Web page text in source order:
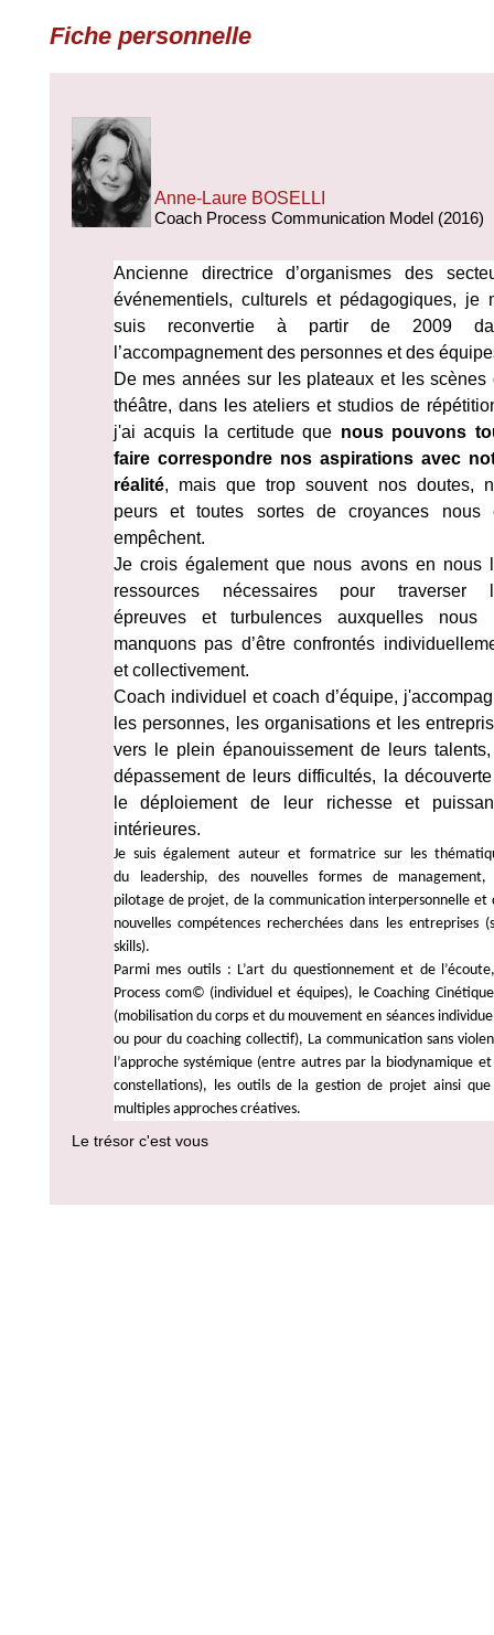
Fiche personnelle
Anne-Laure BOSELLI
Coach Process Communication Model (2016)
Ancienne directrice d’organismes des
événementiels, culturels et pédagogiques, je
suis reconvertie à partir de 2009
l’accompagnement des personnes et des
De mes années sur les plateaux et les scènes
théâtre, dans les ateliers et studios de
j'ai acquis la certitude que nous pouvons
faire correspondre nos aspirations avec
réalité, mais que trop souvent nos doutes,
peurs et toutes sortes de croyances nous
empêchent.
Je crois également que nous avons en nous
ressources nécessaires pour traverser
épreuves et turbulences auxquelles nous
manquons pas d’être confrontés
et collectivement.
Coach individuel et coach d’équipe,
les personnes, les organisations et les
vers le plein épanouissement de leurs
dépassement de leurs difficultés, la
le déploiement de leur richesse et
intérieures.
Je suis également auteur et formatrice sur les
du
leadership, des nouvelles formes de
pilotage de projet, de la communication interpersonnelle et
nouvelles compétences recherchées dans les entreprises
skills).
Parmi mes outils : L’art du questionnement et de
Process com© (individuel et équipes), le Coaching
(mobilisation du corps et du mouvement en séances
ou pour du coaching collectif), La communication sans
l’approche systémique (entre autres par la biodynamique et
constellations), les outils de la gestion de projet ainsi
multiples approches créatives.
Le trésor c'est vous